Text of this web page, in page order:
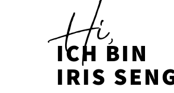
Hi,
ICH BIN
IRIS